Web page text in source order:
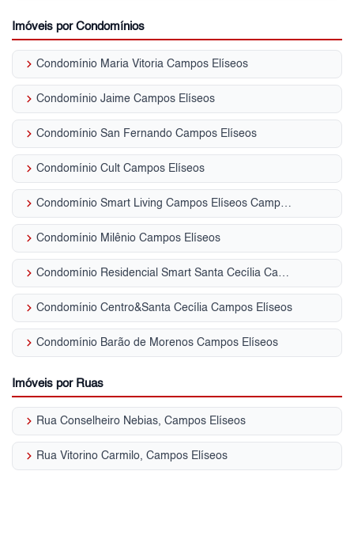
Imóveis por Condomínios
keyboard_arrow_right Condomínio Maria Vitoria Campos Elíseos
keyboard_arrow_right Condomínio Jaime Campos Elíseos
keyboard_arrow_right Condomínio San Fernando Campos Elíseos
keyboard_arrow_right Condomínio Cult Campos Elíseos
keyboard_arrow_right Condomínio Smart Living Campos Elíseos Campos Elíseos
keyboard_arrow_right Condomínio Milênio Campos Elíseos
keyboard_arrow_right Condomínio Residencial Smart Santa Cecília Campos Elíseos
keyboard_arrow_right Condomínio Centro&Santa Cecília Campos Elíseos
keyboard_arrow_right Condomínio Barão de Morenos Campos Elíseos
Imóveis por Ruas
keyboard_arrow_right Rua Conselheiro Nebias, Campos Elíseos
keyboard_arrow_right Rua Vitorino Carmilo, Campos Elíseos